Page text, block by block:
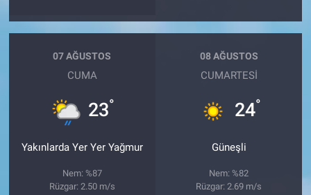
07 AĞUSTOS
CUMA
23°
Yakınlarda Yer Yer Yağmur
Nem: %87
Rüzgar: 2.50 m/s
08 AĞUSTOS
CUMARTESI
24°
Güneşli
Nem: %82
Rüzgar: 2.69 m/s